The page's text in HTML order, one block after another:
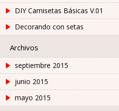
DIY Camisetas Básicas V.01
Decorando con setas
Archivos
septiembre 2015
junio 2015
mayo 2015